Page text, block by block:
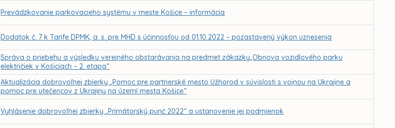
Prevádzkovanie parkovacieho systému v meste Košice – informácia
Dodatok č. 7 k Tarife DPMK, a. s. pre MHD s účinnosťou od 01.10.2022 – pozastavený výkon uznesenia
Správa o priebehu a výsledku verejného obstarávania na predmet zákazky„Obnova vozidlového parku
električiek v Košiciach – 2. etapa“
Aktualizácia dobrovoľnej zbierky „Pomoc pre partnerské mesto Užhorod v súvislosti s vojnou na Ukrajine a
pomoc pre utečencov z Ukrajiny na území mesta Košice“
Vyhlásenie dobrovoľnej zbierky „Primátorský punč 2022“ a ustanovenie jej podmienok